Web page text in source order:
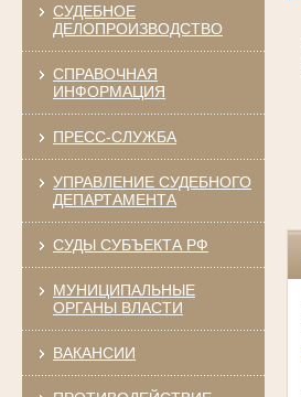
СУДЕБНОЕ
ДЕЛОПРОИЗВОДСТВО
СПРАВОЧНАЯ
ИНФОРМАЦИЯ
ПРЕСС-СЛУЖБА
УПРАВЛЕНИЕ СУДЕБНОГО
ДЕПАРТАМЕНТА
СУДЫ СУБЪЕКТА РФ
МУНИЦИПАЛЬНЫЕ
ОРГАНЫ ВЛАСТИ
ВАКАНСИИ